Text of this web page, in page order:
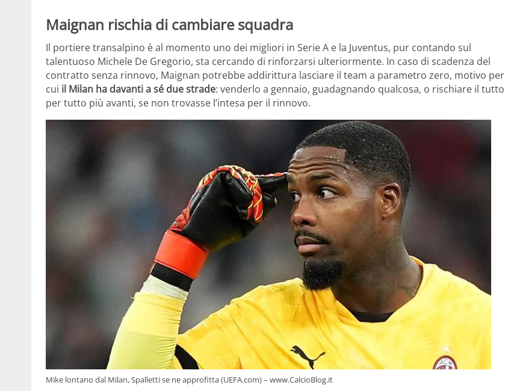
Maignan rischia di cambiare squadra
Il portiere transalpino è al momento uno dei migliori in Serie A e la Juventus, pur contando sul
talentuoso Michele De Gregorio, sta cercando di rinforzarsi ulteriormente. In caso di scadenza del
contratto senza rinnovo, Maignan potrebbe addirittura lasciare il team a parametro zero, motivo per
cui il Milan ha davanti a sé due strade: venderlo a gennaio, guadagnando qualcosa, o rischiare il tutto
per tutto più avanti, se non trovasse l’intesa per il rinnovo.
Mike lontano dal Milan, Spalletti se ne approfitta (UEFA.com) – www.CalcioBlog.it